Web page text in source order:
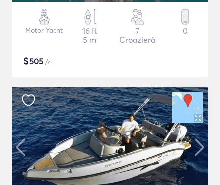
Motor Yacht
16 ft
5 m
7
Croazieră
0
$505 /zi